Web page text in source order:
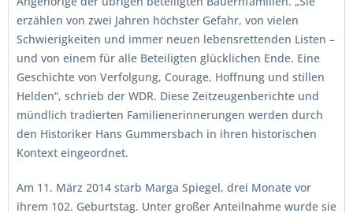
erzählen von zwei Jahren höchster Gefahr, von vielen
Schwierigkeiten und immer neuen lebensrettenden Listen –
und von einem für alle Beteiligten glücklichen Ende. Eine
Geschichte von Verfolgung, Courage, Hoffnung und stillen
Helden“, schrieb der WDR. Diese Zeitzeugenberichte und
mündlich tradierten Familienerinnerungen werden durch
den Historiker Hans Gummersbach in ihren historischen
Kontext eingeordnet.
Am 11. März 2014 starb Marga Spiegel, drei Monate vor
ihrem 102. Geburtstag. Unter großer Anteilnahme wurde sie